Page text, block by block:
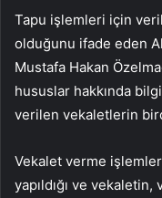
Tapu işlemleri için
olduğunu ifade eden
Mustafa Hakan
hususlar hakkında
verilen vekaletlerin
Vekalet verme
yapıldığı ve